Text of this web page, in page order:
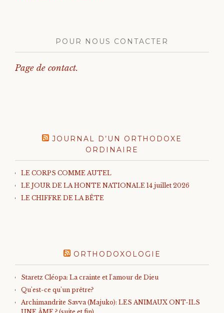
POUR NOUS CONTACTER
Page de contact.
JOURNAL D’UN ORTHODOXE
ORDINAIRE
LE CORPS COMME AUTEL
LE JOUR DE LA HONTE NATIONALE 14 juillet 2026
LE CHIFFRE DE LA BÊTE
ORTHODOXOLOGIE
Staretz Cléopa: La crainte et l'amour de Dieu
Qu'est-ce qu'un prêtre?
Archimandrite Savva (Majuko): LES ANIMAUX ONT-ILS